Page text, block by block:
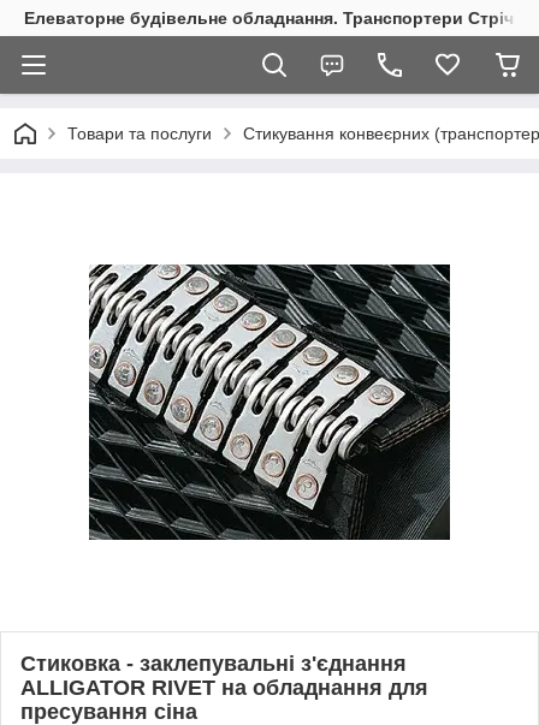
Елеваторне будівельне обладнання. Транспортери
Товари та послуги Стикування конвеєрних
Стиковка - заклепувальні з'єднання
ALLIGATOR RIVET на обладнання для
пресування сіна